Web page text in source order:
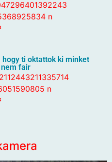
hogy ti oktattok ki minket
fair